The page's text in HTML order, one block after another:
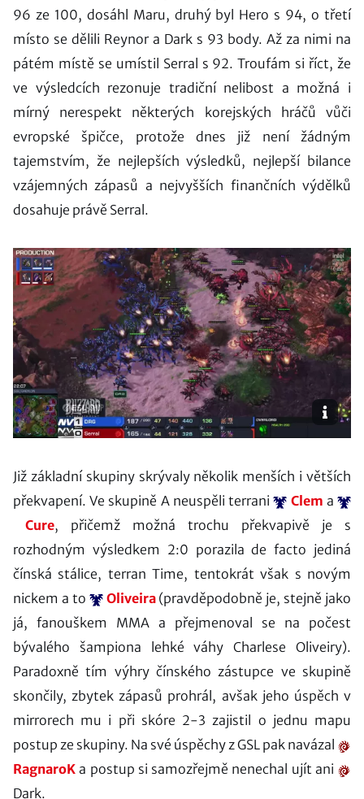
96 ze 100, dosáhl Maru, druhý byl Hero s 94, o třetí
místo se dělili Reynor a Dark s 93 body. Až za nimi na
pátém místě se umístil Serral s 92. Troufám si říct, že
ve výsledcích rezonuje tradiční nelibost a možná i
mírný nerespekt některých korejských hráčů vůči
evropské špičce, protože dnes již není žádným
tajemstvím, že nejlepších výsledků, nejlepší bilance
vzájemných zápasů a nejvyšších finančních výdělků
dosahuje právě Serral.
Již základní skupiny skrývaly několik menších i větších
překvapení. Ve skupině A neuspěli terrani
Clem a
Cure, přičemž možná trochu překvapivě je s
rozhodným výsledkem 2:0 porazila de facto jediná
čínská stálice, terran Time, tentokrát však s novým
nickem a to
Oliveira(pravděpodobně je, stejně jako
já, fanouškem MMA a přejmenoval se na počest
bývalého šampiona lehké váhy Charlese Oliveiry).
Paradoxně tím výhry čínského zástupce ve skupině
skončily, zbytek zápasů prohrál, avšak jeho úspěch v
mirrorech mu i při skóre 2-3 zajistil o jednu mapu
postup ze skupiny. Na své úspěchy z GSL pak navázal
RagnaroK a postup si samozřejmě nenechal ujít ani
Dark.